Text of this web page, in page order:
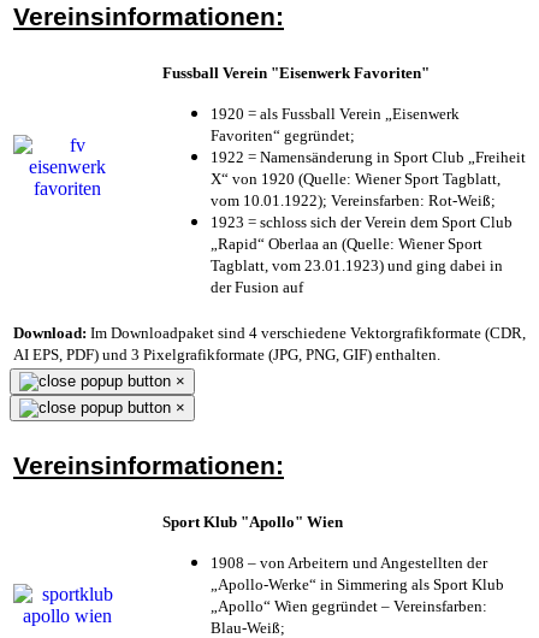
Vereinsinformationen:
Fussball Verein "Eisenwerk Favoriten"
1920 = als Fussball Verein „Eisenwerk
Favoriten“ gegründet;
1922 = Namensänderung in Sport Club „Freiheit
X“ von 1920 (Quelle: Wiener Sport Tagblatt,
vom 10.01.1922); Vereinsfarben: Rot-Weiß;
1923 = schloss sich der Verein dem Sport Club
„Rapid“ Oberlaa an (Quelle: Wiener Sport
Tagblatt, vom 23.01.1923) und ging dabei in
der Fusion auf
Download: Im Downloadpaket sind 4 verschiedene Vektorgrafikformate (CDR,
AI EPS, PDF) und 3 Pixelgrafikformate (JPG, PNG, GIF) enthalten.
×
×
Vereinsinformationen:
Sport Klub "Apollo" Wien
1908 – von Arbeitern und Angestellten der
„Apollo-Werke“ in Simmering als Sport Klub
„Apollo“ Wien gegründet – Vereinsfarben:
Blau-Weiß;